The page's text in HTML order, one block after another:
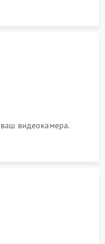
видеокамера.